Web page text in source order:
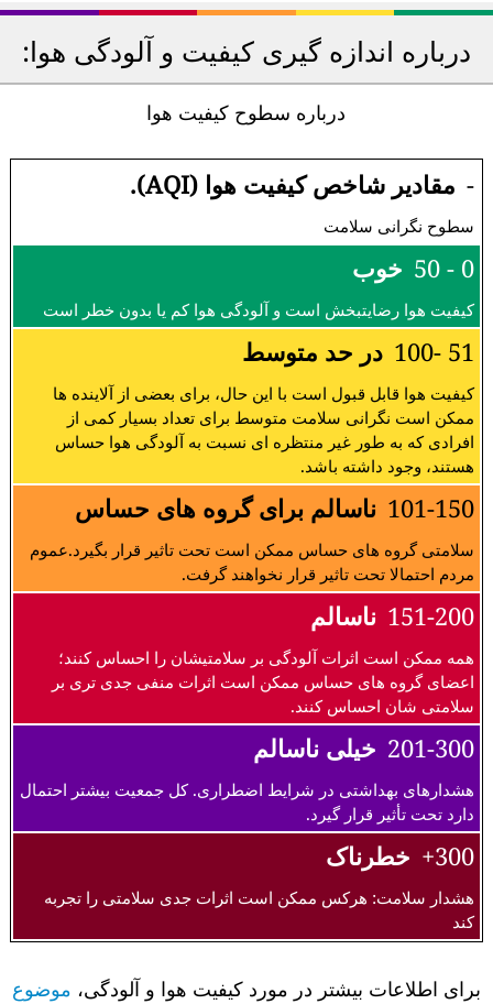
درباره اندازه گیری کیفیت و آلودگی هوا:
درباره سطوح کیفیت هوا
- مقادیر شاخص کیفیت هوا (AQI).
سطوح نگرانی سلامت
0 - 50 خوب
کیفیت هوا رضایتبخش است و آلودگی هوا کم یا بدون خطر است
51 -100 در حد متوسط
کیفیت هوا قابل قبول است با این حال، برای بعضی از آلاینده ها
ممکن است نگرانی سلامت متوسط برای تعداد بسیار کمی از
افرادی که به طور غیر منتظره ای نسبت به آلودگی هوا حساس
هستند، وجود داشته باشد.
101-150 ناسالم برای گروه های حساس
سلامتی گروه های حساس ممکن است تحت تاثیر قرار بگیرد.عموم
مردم احتمالا تحت تاثیر قرار نخواهند گرفت.
151-200 ناسالم
همه ممکن است اثرات آلودگی بر سلامتیشان را احساس کنند؛
اعضای گروه های حساس ممکن است اثرات منفی جدی تری بر
سلامتی شان احساس کنند.
201-300 خیلی ناسالم
هشدارهای بهداشتی در شرایط اضطراری. کل جمعیت بیشتر احتمال
دارد تحت تأثیر قرار گیرد.
300+ خطرناک
هشدار سلامت: هرکس ممکن است اثرات جدی سلامتی را تجربه
کند
برای اطلاعات بیشتر در مورد کیفیت هوا و آلودگی، موضوع